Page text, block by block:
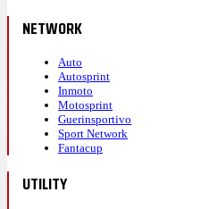
NETWORK
Auto
Autosprint
Inmoto
Motosprint
Guerinsportivo
Sport Network
Fantacup
UTILITY